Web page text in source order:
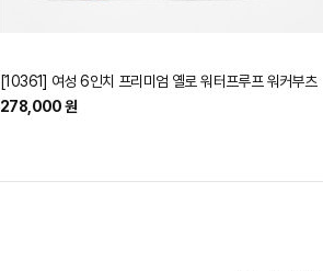
[10361] 여성 6인치 프리미엄 옐로 워터프루프 워커부츠
278,000 원